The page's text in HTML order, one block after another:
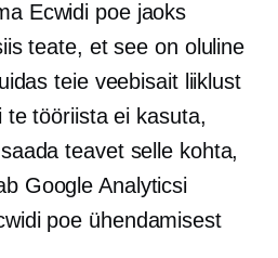
Ecwidi poe jaoks
teate, et see on oluline
teie veebisait liiklust
tööriista ei kasuta,
teavet selle kohta,
Google Analyticsi
poe ühendamisest